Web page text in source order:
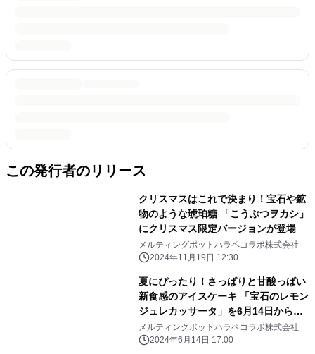
この発行者のリリース
クリスマスはこれで決まり！宝石や鉱
物のような琥珀糖 「こうぶつヲカシ」
にクリスマス限定バージョンが登場
メルティングポットハラペコラボ株式会社
2024年11月19日 12:30
夏にぴったり！さっぱりと甘酸っぱい
新食感のアイスケーキ 「宝石のレモン
ジュレカッサータ」を6月14日から期
間限定販売
メルティングポットハラペコラボ株式会社
2024年6月14日 17:00